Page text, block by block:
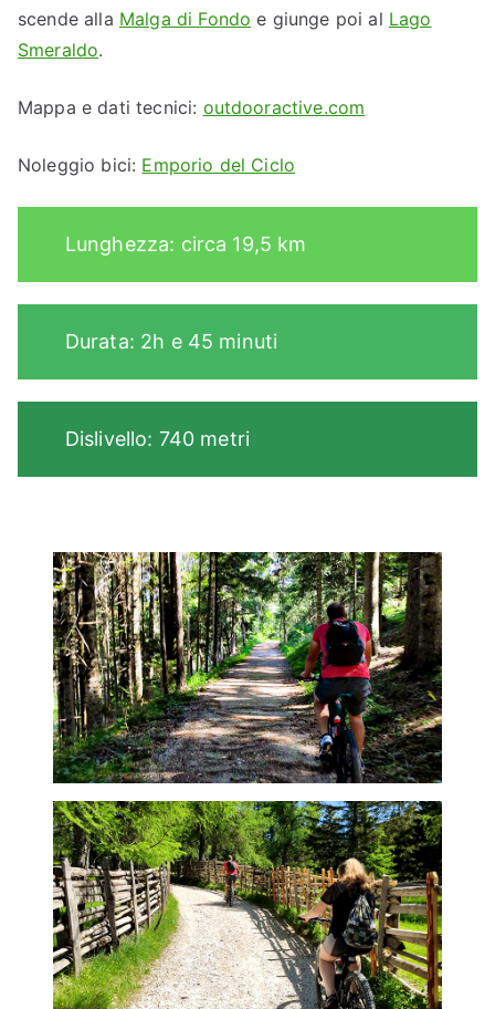
scende alla Malga di Fondo e giunge poi al Lago
Smeraldo.
Mappa e dati tecnici: outdooractive.com
Noleggio bici: Emporio del Ciclo
Lunghezza: circa 19,5 km
Durata: 2h e 45 minuti
Dislivello: 740 metri